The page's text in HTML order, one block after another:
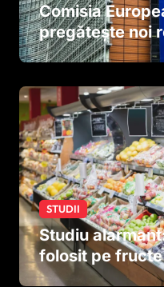
Comisia
pregătește noi
tutun și țigările
STUDII
Studiu
folosit pe
ar putea afecta